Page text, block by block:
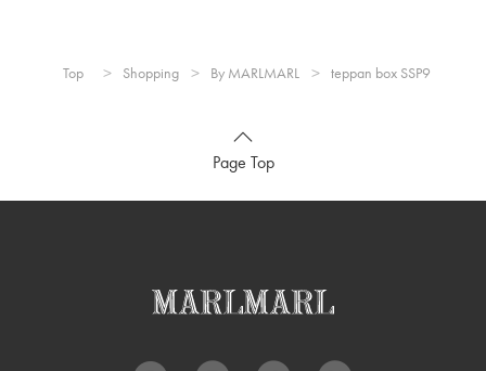
Top Shopping By MARLMARL teppan box SSP9
Page Top